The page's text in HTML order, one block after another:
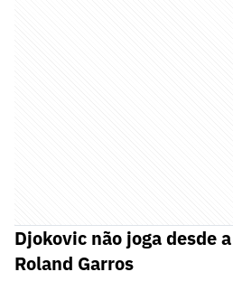
Djokovic não joga desde
Roland Garros